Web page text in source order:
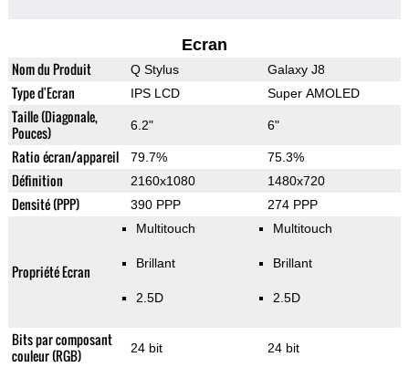
Ecran
Nom du Produit Q Stylus Galaxy J8
Type d'Ecran IPS LCD Super AMOLED
Taille (Diagonale,
Pouces)
6.2" 6"
Ratio écran/appareil 79.7% 75.3%
Définition 2160x1080 1480x720
Densité (PPP) 390 PPP 274 PPP
Propriété Ecran
Multitouch
Brillant
2.5D
Multitouch
Brillant
2.5D
Bits par composant
couleur (RGB)
24 bit 24 bit